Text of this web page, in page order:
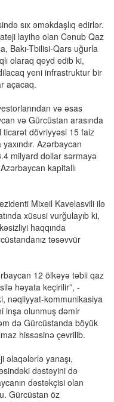
sıx əməkdaşlıq edirlər.
layihə olan Cənub Qaz
Bakı-Tbilisi-Qars uğurla
olaraq qeyd edib ki,
yeni infrastruktur bir
açacaq.
və əsas
və Gürcüstan arasında
ticarət dövriyyəsi 15 faiz
Azərbaycan
milyard dollar sərmayə
kapitallı
Mixeil Kavelasvili ilə
xüsusi vurğulayıb ki,
haqqında
təsəvvür
12 ölkəyə təbii qaz
həyata keçirilir”, -
nəqliyyat-kommunikasiya
inşa olunmuş dəmir
də Gürcüstanda böyük
hissəsinə çevrilib.
əlaqələrlə yanaşı,
dəstəyini də
dəstəkçisi olan
Gürcüstan öz